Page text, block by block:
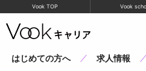
Vook TOP Vook
はじめての方へ 求人情報